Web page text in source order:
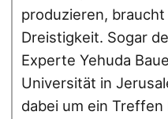
produzieren,
Dreistigkeit. Sogar
Experte Yehuda
Universität in
dabei um ein